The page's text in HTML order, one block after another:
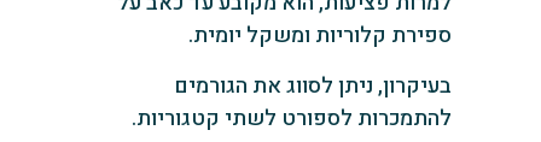
ספירת קלוריות ומשקל יומית.
בעיקרון, ניתן לסווג את הגורמים
להתמכרות לספורט לשתי קטגוריות.